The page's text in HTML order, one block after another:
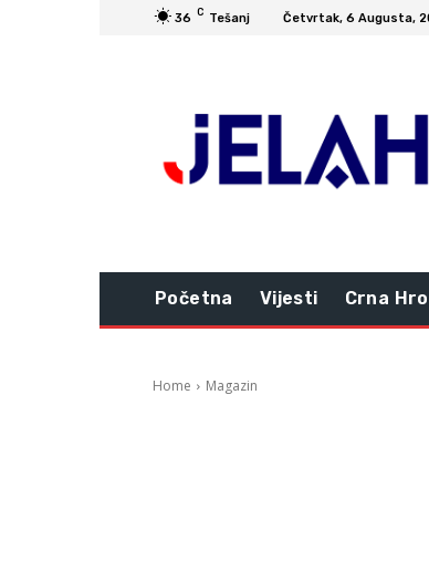
36 C Tešanj Četvrtak, 6 Augusta,
Početna Vijesti Crna
Home Magazin